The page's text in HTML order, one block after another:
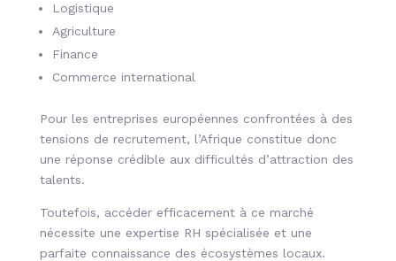
Logistique
Agriculture
Finance
Commerce international
Pour les entreprises européennes confrontées à des
tensions de recrutement, l’Afrique constitue donc
une réponse crédible aux difficultés d’attraction des
talents.
Toutefois, accéder efficacement à ce marché
nécessite une expertise RH spécialisée et une
parfaite connaissance des écosystèmes locaux.